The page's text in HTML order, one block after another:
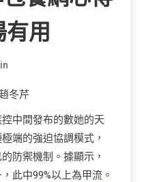
用
冬芹
中間發布的數她的天
端的強迫協調模式，
的防禦機制。據顯示，
此中99%以上為甲流。